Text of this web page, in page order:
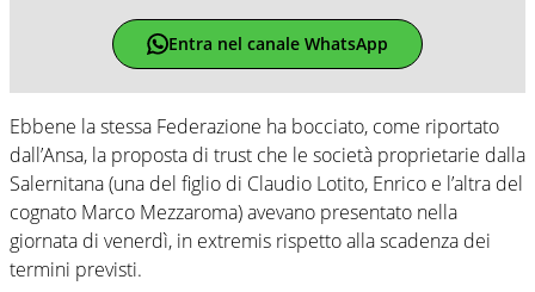
Entra nel canale WhatsApp
Ebbene la stessa Federazione ha bocciato, come riportato
dall’Ansa, la proposta di trust che le società proprietarie dalla
Salernitana (una del figlio di Claudio Lotito, Enrico e l’altra del
cognato Marco Mezzaroma) avevano presentato nella
giornata di venerdì, in extremis rispetto alla scadenza dei
termini previsti.